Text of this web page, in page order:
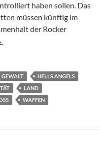
haben sollen. Das
müssen künftig im
der Rocker
in Frankfurter
GEWALT
HELLS ANGELS
LAND
WAFFEN